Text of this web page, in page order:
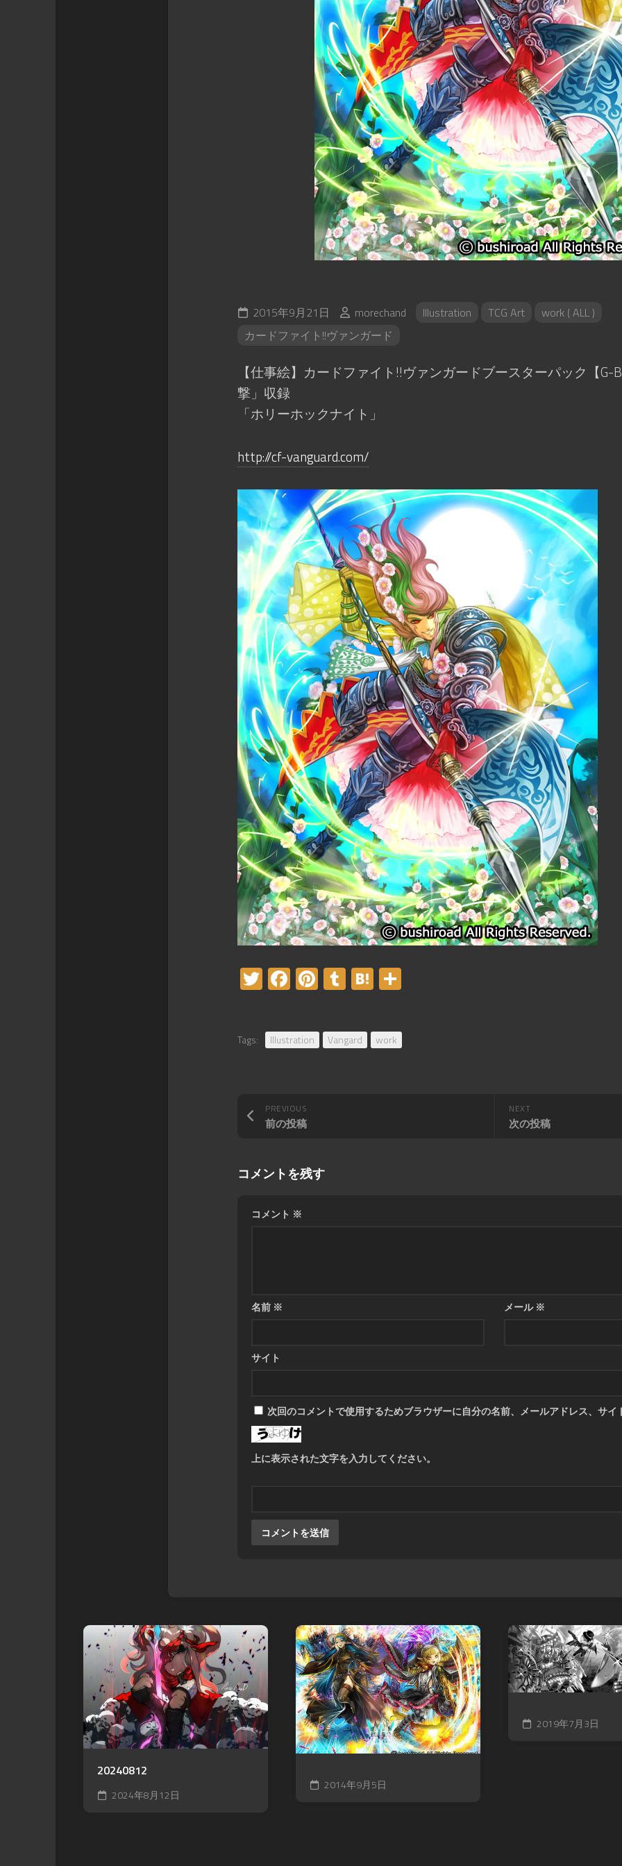
2015年9月21日 morechand Illustration TCG Art
work ( ALL )
カードファイト!!ヴァンガード
【仕事絵】カードファイト!!ヴァンガードブースターパック【
撃」収録
「ホリーホックナイト」
http://cf-vanguard.com/
Twitter
Facebook
Pinterest
TumblrHatena
Tags: Illustration Vangard work
NEXT
次の投稿
PREVIOUS
前の投稿
コメントを残す
コメント ※
名前 ※ メール※
サイト
次回のコメントで使用するためブラウザーに自分の名前、メールアドレス、サイ
上に表示された文字を入力してください。
20240812
2024年8月12日
2014年9月5日
2019年7月3日